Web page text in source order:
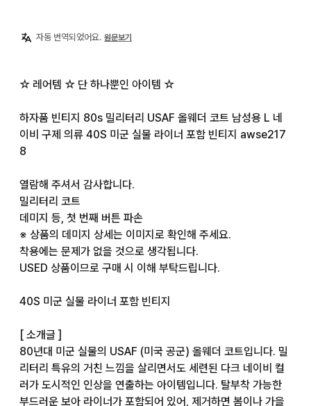
자동 번역되었어요. 원문보기
☆ 레어템 ☆ 단 하나뿐인 아이템 ☆
하자품 빈티지 80s 밀리터리 USAF 올웨더 코트 남성용 L 네
이비 구제 의류 40S 미군 실물 라이너 포함 빈티지 awse217
8
열람해 주셔서 감사합니다.
밀리터리 코트
데미지 등, 첫 번째 버튼 파손
※ 상품의 데미지 상세는 이미지로 확인해 주세요.
착용에는 문제가 없을 것으로 생각됩니다.
USED 상품이므로 구매 시 이해 부탁드립니다.
40S 미군 실물 라이너 포함 빈티지
[ 소개글 ]
80년대 미군 실물의 USAF (미국 공군) 올웨더 코트입니다. 밀
리터리 특유의 거친 느낌을 살리면서도 세련된 다크 네이비 컬
러가 도시적인 인상을 연출하는 아이템입니다. 탈부착 가능한
부드러운 보아 라이너가 포함되어 있어, 제거하면 봄이나 가을